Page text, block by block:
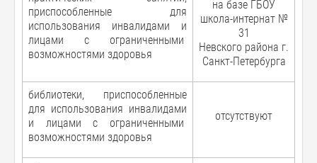
приспособленные для
использования инвалидами и
лицами с ограниченными
возможностями здоровья
на базе ГБОУ
школа-интернат №
31
Невского района г.
Санкт-Петербурга
библиотеки, приспособленные
для использования инвалидами
и лицами с ограниченными
возможностями здоровья
отсутствуют